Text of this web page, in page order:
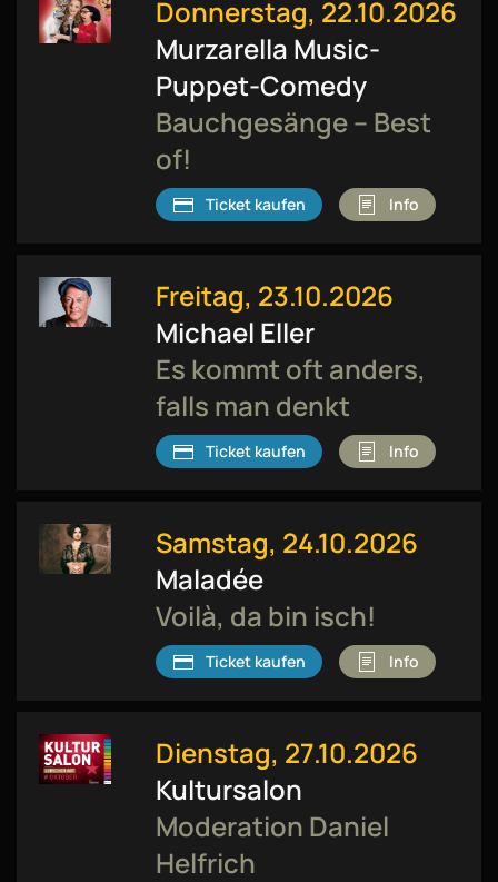
Donnerstag, 22.10.2026
Murzarella Music-
Puppet-Comedy
Bauchgesänge – Best
of!
Ticket kaufen Info
Freitag, 23.10.2026
Michael Eller
Es kommt oft anders,
falls man denkt
Ticket kaufen Info
Samstag, 24.10.2026
Maladée
Voilà, da bin isch!
Ticket kaufen Info
Dienstag, 27.10.2026
Kultursalon
Moderation Daniel
Helfrich